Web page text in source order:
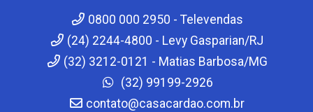
0800 000 2950 - Televendas
(24) 2244-4800 - Levy Gasparian/RJ
(32) 3212-0121 - Matias Barbosa/MG
(32) 99199-2926
contato@casacardao.com.br